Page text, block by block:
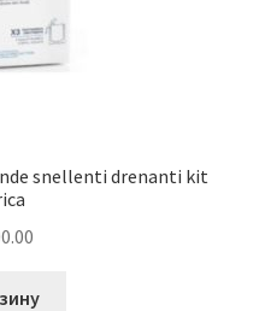
snellenti drenanti kit